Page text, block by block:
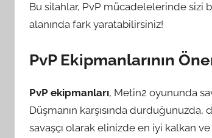
Bu silahlar, PvP mücadelelerinde sizi
alanında fark yaratabilirsiniz!
PvP Ekipmanlarının
PvP ekipmanları, Metin2 oyununda
Düşmanın karşısında
savaşçı olarak elinizde en iyi kalkan ve